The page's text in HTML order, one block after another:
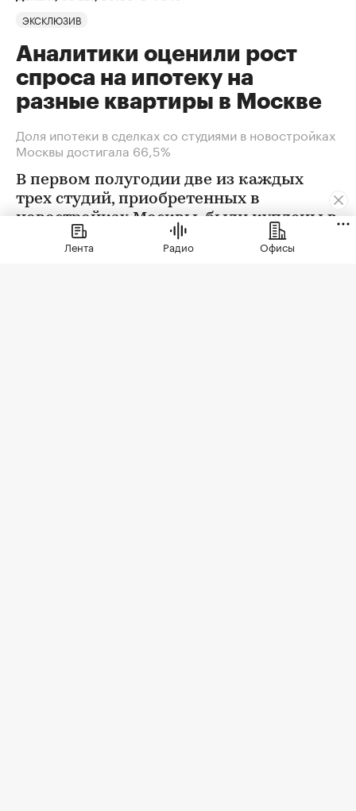
ЭКСКЛЮЗИВ
Аналитики оценили рост
спроса на ипотеку на
разные квартиры в Москве
Доля ипотеки в сделках со студиями в новостройках
Москвы достигала 66,5%
В первом полугодии две из каждых
трех студий, приобретенных в
новостройках Москвы, были куплены в
ипотеку. В сегменте трешек ипотечных
сделок менее половины, а среди
Лента Радио Офисы